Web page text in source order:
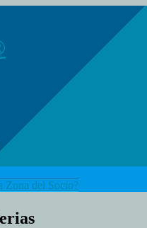
Zona del Socio?